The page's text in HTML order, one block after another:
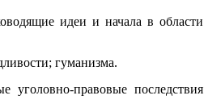
идеи и начала в области
гуманизма.
уголовно-правовые последствия